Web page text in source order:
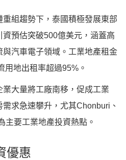
組趨勢下，泰國積極發展東部
預估突破500億美元，涵蓋高
汽車電子領域。工業地產租金
用地出租率超過95%。
大量將工廠南移，促成工業
求急速攀升，尤其Chonburi、
主要工業地產投資熱點。
優惠